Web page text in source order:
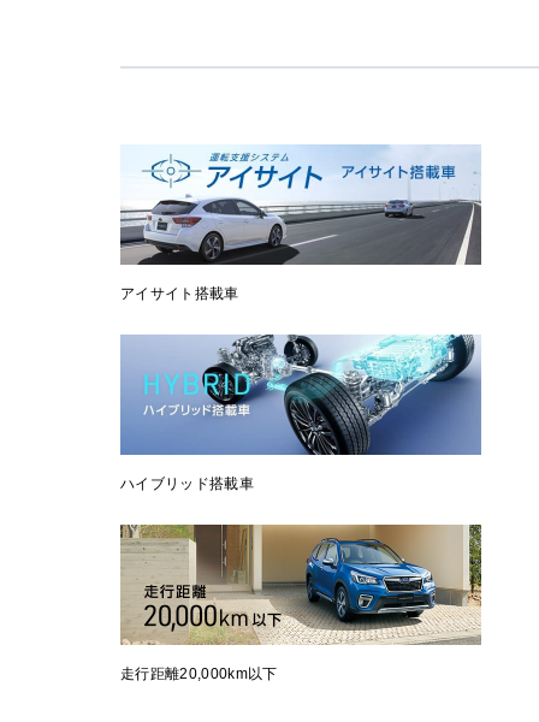
アイサイト搭載車
ハイブリッド搭載車
走行距離20,000km以下